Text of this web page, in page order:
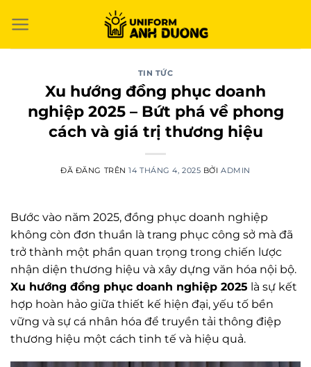
đến
TIN TỨC
Xu hướng đồng phục doanh
nghiệp 2025 – Bứt phá về phong
cách và giá trị thương hiệu
ĐÃ ĐĂNG TRÊN14 THÁNG 4, 2025 BỞIADMIN
Bước vào năm 2025, đồng phục doanh nghiệp
không còn đơn thuần là trang phục công sở mà đã
trở thành một phần quan trọng trong chiến lược
nhận diện thương hiệu và xây dựng văn hóa nội bộ.
Xu hướng đồng phục doanh nghiệp 2025 là sự kết
hợp hoàn hảo giữa thiết kế hiện đại, yếu tố bền
vững và sự cá nhân hóa để truyền tải thông điệp
thương hiệu một cách tinh tế và hiệu quả.